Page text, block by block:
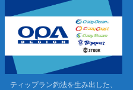
ティップラン釣法を生み出した、